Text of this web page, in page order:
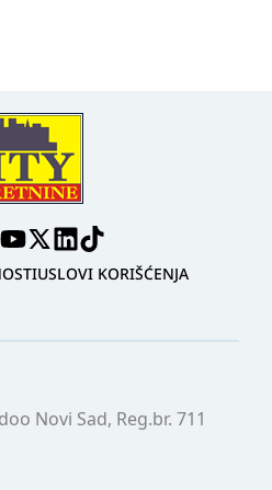
USLOVI KORIŠĆENJA
Novi Sad, Reg.br. 711